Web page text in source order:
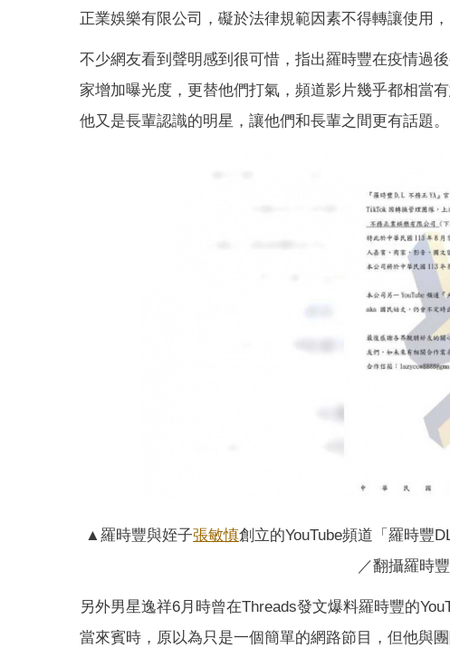
正業娛樂有限公司，礙於法律規範因素不得轉讓使用
不少網友看到聲明感到很可惜，指出羅時豐在疫情過
家增加曝光度，更替他們打氣，頻道影片幾乎都相當
他又是長輩認識的明星，讓他們和長輩之間更有話題。
▲羅時豐與姪子張敏慎創立的YouTube頻道「羅時豐
／翻攝羅時
另外男星逸祥6月時曾在Threads發文爆料羅時豐的
當來賓時，原以為只是一個簡單的網路節目，但他與